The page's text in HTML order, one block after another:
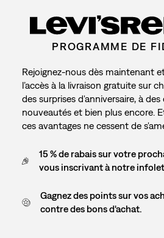
PROGRAMME DE
Rejoignez-nous dès maintenant
l’accès à la livraison gratuite sur
des surprises d'anniversaire, à
nouveautés et bien plus encore.
ces avantages ne cessent de
15 % de rabais sur votre
vous inscrivant à notre
Gagnez des points sur vos
contre des bons d'achat.